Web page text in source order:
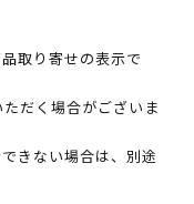
取り寄せの表示で
だく場合がございま
きない場合は、別途